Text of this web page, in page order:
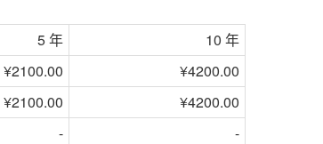
5 年
10 年
¥2100.00
¥4200.00
¥2100.00
¥4200.00
- -